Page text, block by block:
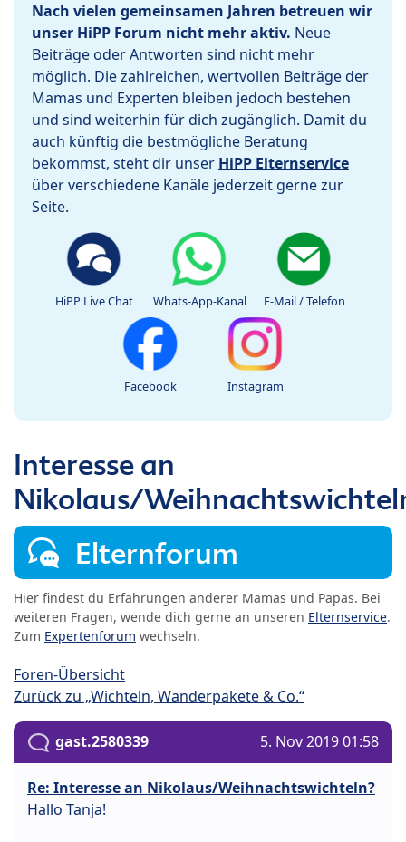
Nach vielen gemeinsamen Jahren betreuen wir
unser HiPP Forum nicht mehr aktiv. Neue
Beiträge oder Antworten sind nicht mehr
möglich. Die zahlreichen, wertvollen Beiträge der
Mamas und Experten bleiben jedoch bestehen
und sind weiterhin für dich zugänglich. Damit du
auch künftig die bestmögliche Beratung
bekommst, steht dir unser HiPP Elternservice
über verschiedene Kanäle jederzeit gerne zur
Seite.
HiPP Live Chat Whats-App-Kanal E-Mail / Telefon
Facebook Instagram
Interesse an
Nikolaus/
Elternforum
Hier findest du Erfahrungen anderer Mamas und Papas. Bei
weiteren Fragen, wende dich gerne an unseren Elternservice.
Zum Expertenforum wechseln.
Foren-Übersicht
Zurück zu „Wichteln, Wanderpakete & Co.“
gast.2580339 5. Nov 2019 01:58
Re: Interesse an Nikolaus/Weihnachtswichteln?
Hallo Tanja!